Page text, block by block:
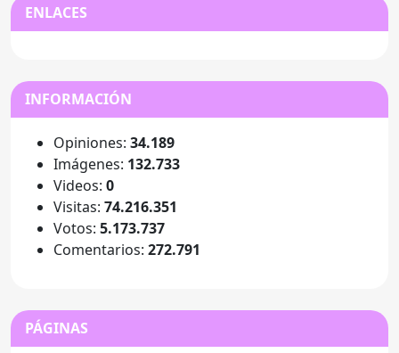
ENLACES
INFORMACIÓN
Opiniones: 34.189
Imágenes: 132.733
Videos: 0
Visitas: 74.216.351
Votos: 5.173.737
Comentarios: 272.791
PÁGINAS